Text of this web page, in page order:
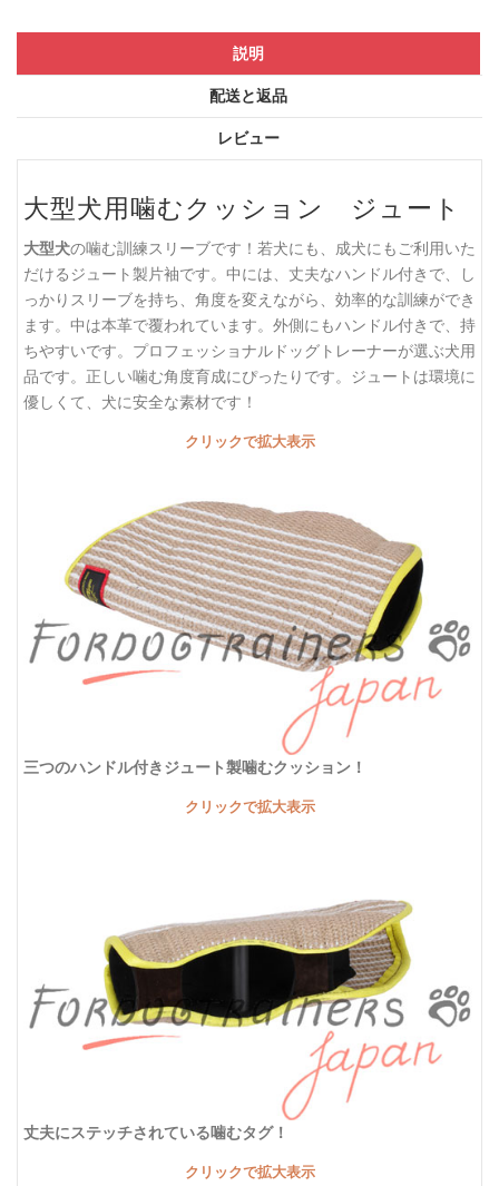
説明
配送と返品
レビュー
大型犬用噛むクッション ジュート
大型犬の噛む訓練スリーブです！若犬にも、成犬にもご利用いた
だけるジュート製片袖です。中には、丈夫なハンドル付きで、し
っかりスリーブを持ち、角度を変えながら、効率的な訓練ができ
ます。中は本革で覆われています。外側にもハンドル付きで、持
ちやすいです。プロフェッショナルドッグトレーナーが選ぶ犬用
品です。正しい噛む角度育成にぴったりです。ジュートは環境に
優しくて、犬に安全な素材です！
クリックで拡大表示
三つのハンドル付きジュート製噛むクッション！
クリックで拡大表示
丈夫にステッチされている噛むタグ！
クリックで拡大表示